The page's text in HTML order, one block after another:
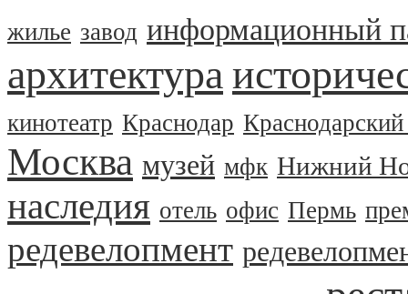
жилье завод информационный
архитектура
кинотеатр Краснодар
Москва музей мфк Нижний
наследия отель офис Пермь
редевелопмент